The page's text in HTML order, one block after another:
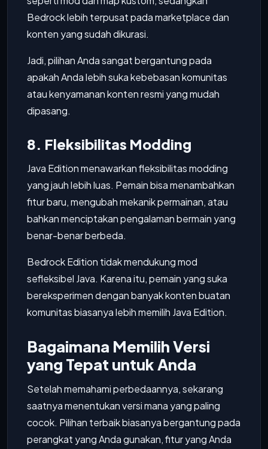
Bedrock lebih terpusat pada marketplace dan
konten yang sudah dikurasi.
Jadi, pilihan Anda sangat bergantung pada
apakah Anda lebih suka kebebasan komunitas
atau kenyamanan konten resmi yang mudah
dipasang.
8. Fleksibilitas Modding
Java Edition menawarkan fleksibilitas modding
yang jauh lebih luas. Pemain bisa menambahkan
fitur baru, mengubah mekanik permainan, atau
bahkan menciptakan pengalaman bermain yang
benar-benar berbeda.
Bedrock Edition tidak mendukung mod
sefleksibel Java. Karena itu, pemain yang suka
bereksperimen dengan banyak konten buatan
komunitas biasanya lebih memilih Java Edition.
Bagaimana Memilih Versi
yang Tepat untuk Anda
Setelah memahami perbedaannya, sekarang
saatnya menentukan versi mana yang paling
cocok. Pilihan terbaik biasanya bergantung pada
perangkat yang Anda gunakan, fitur yang Anda